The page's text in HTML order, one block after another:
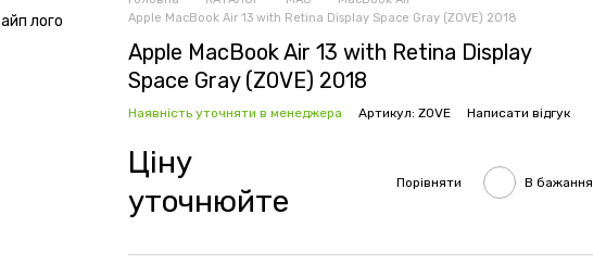
Apple MacBook Air 13 with Retina Display Space Gray (Z0VE) 2018
Apple MacBook Air 13 with Retina Display
Space Gray (Z0VE) 2018
Наявність уточняти в менеджера Артикул: Z0VE Написати відгук
Ціну
уточнюйте
Порівняти В бажання